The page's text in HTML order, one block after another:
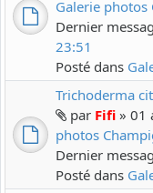
Galerie photos
Dernier
23:51
Posté dans
Trichoderma
par Fifi » 01
photos
Dernier
Posté dans